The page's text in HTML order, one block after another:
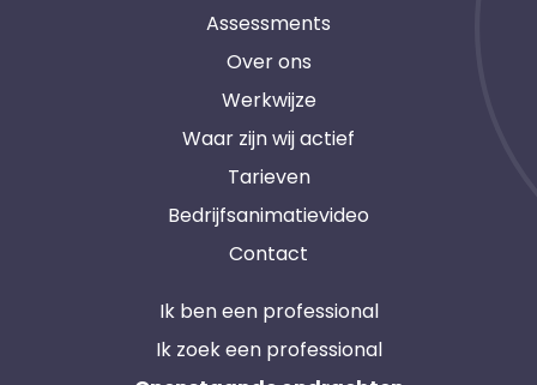
Assessments
Over ons
Werkwijze
Waar zijn wij actief
Tarieven
Bedrijfsanimatievideo
Contact
Ik ben een professional
Ik zoek een professional